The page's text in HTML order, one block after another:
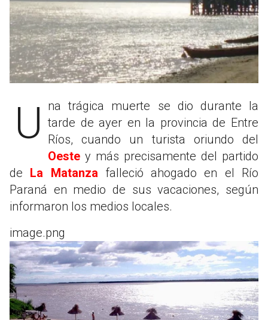
Una trágica muerte se dio durante la tarde de ayer en la provincia de Entre
Ríos, cuando un turista oriundo del
Oeste y más precisamente del partido
de La Matanza falleció ahogado en el Río
Paraná en medio de sus vacaciones, según
informaron los medios locales.
image.png